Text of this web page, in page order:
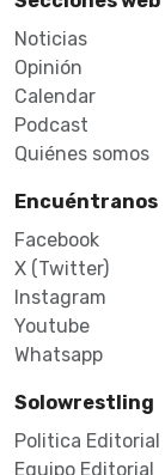
Noticias
Opinión
Calendar
Podcast
Quiénes somos
Encuéntranos
Facebook
X (Twitter)
Instagram
Youtube
Whatsapp
Solowrestling
Politica Editorial
Equipo Editorial